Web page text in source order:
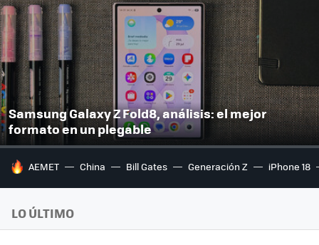
Samsung Galaxy Z Fold8, análisis: el mejor
formato en un plegable
HOY SE HABLA DE
AEMET China Bill Gates Generación Z iPhone 18
LO ÚLTIMO